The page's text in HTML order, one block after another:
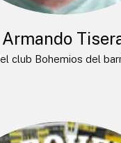
Armando
club Bohemios del